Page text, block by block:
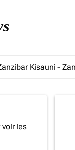
voir les